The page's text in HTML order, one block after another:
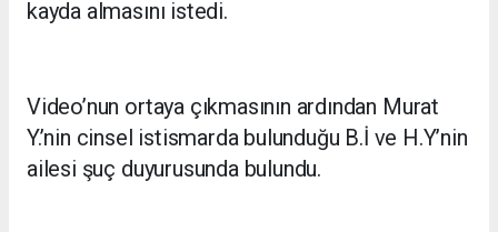
kayda almasını istedi.
Video’nun ortaya çıkmasının ardından Murat
Y.’nin cinsel istismarda bulunduğu B.İ ve H.Y’nin
ailesi şuç duyurusunda bulundu.